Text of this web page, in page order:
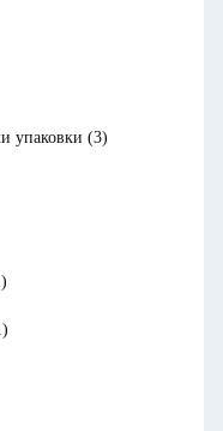
упаковки (3)